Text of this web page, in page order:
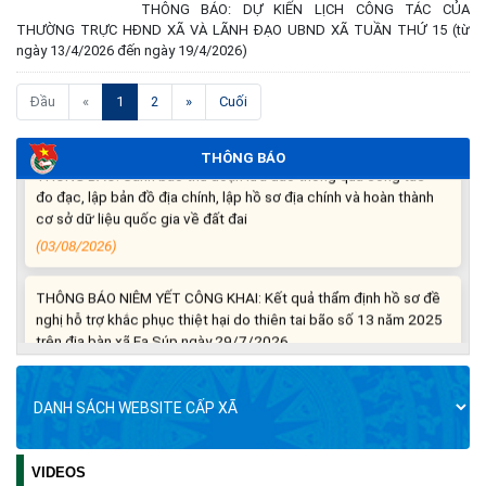
THÔNG BÁO: DỰ KIẾN LỊCH CÔNG TÁC CỦA
THƯỜNG TRỰC HĐND XÃ VÀ LÃNH ĐẠO UBND XÃ TUẦN THỨ 15 (từ
ngày 13/4/2026 đến ngày 19/4/2026)
Đầu « 1 (current)
2 » Cuối
THÔNG BÁO
Thông báo nghiêm cấm sử dụng đất với khu vực Quy hoạch
cấp đất sản xuất cho các hộ nghèo, cận nghèo thiếu đất sản
xuất trên địa bàn xã.
THÔNG BÁO: Cảnh báo thủ đoạn lừa đảo thông qua công tác
đo đạc, lập bản đồ địa chính, lập hồ sơ địa chính và hoàn thành
cơ sở dữ liệu quốc gia về đất đai
THÔNG BÁO NIÊM YẾT CÔNG KHAI: Kết quả thẩm định hồ sơ đề
nghị hỗ trợ khắc phục thiệt hại do thiên tai bão số 13 năm 2025
trên địa bàn xã Ea Súp ngày 29/7/2026
(31/07/2026)
THÔNG BÁO: Về việc tổ chức khám sức khỏe định kỳ, khám
sàng lọc cho Nhân dân năm 2026
VIDEOS